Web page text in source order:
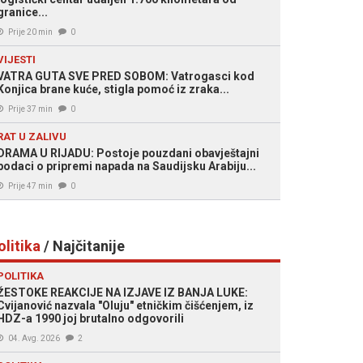
Prije 20 min 0
GUTA SVE PRED SOBOM: Vatrogasci kod
brane kuće, stigla pomoć iz zraka...
Prije 37 min 0
U ZALIVU
U RIJADU: Postoje pouzdani obavještajni
o pripremi napada na Saudijsku Arabiju...
Prije 47 min 0
/ Najčitanije
REAKCIJE NA IZJAVE IZ BANJA LUKE:
nazvala "Oluju" etničkim čišćenjem, iz
a 1990 joj brutalno odgovorili
04. Avg. 2026 2